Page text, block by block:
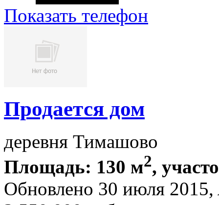
Показать телефон
Продается дом
деревня Тимашово
Площадь: 130 м2,
Обновлено 30 июля 2015,